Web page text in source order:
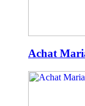
Achat